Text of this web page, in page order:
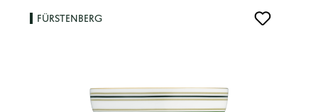
FÜRSTENBERG